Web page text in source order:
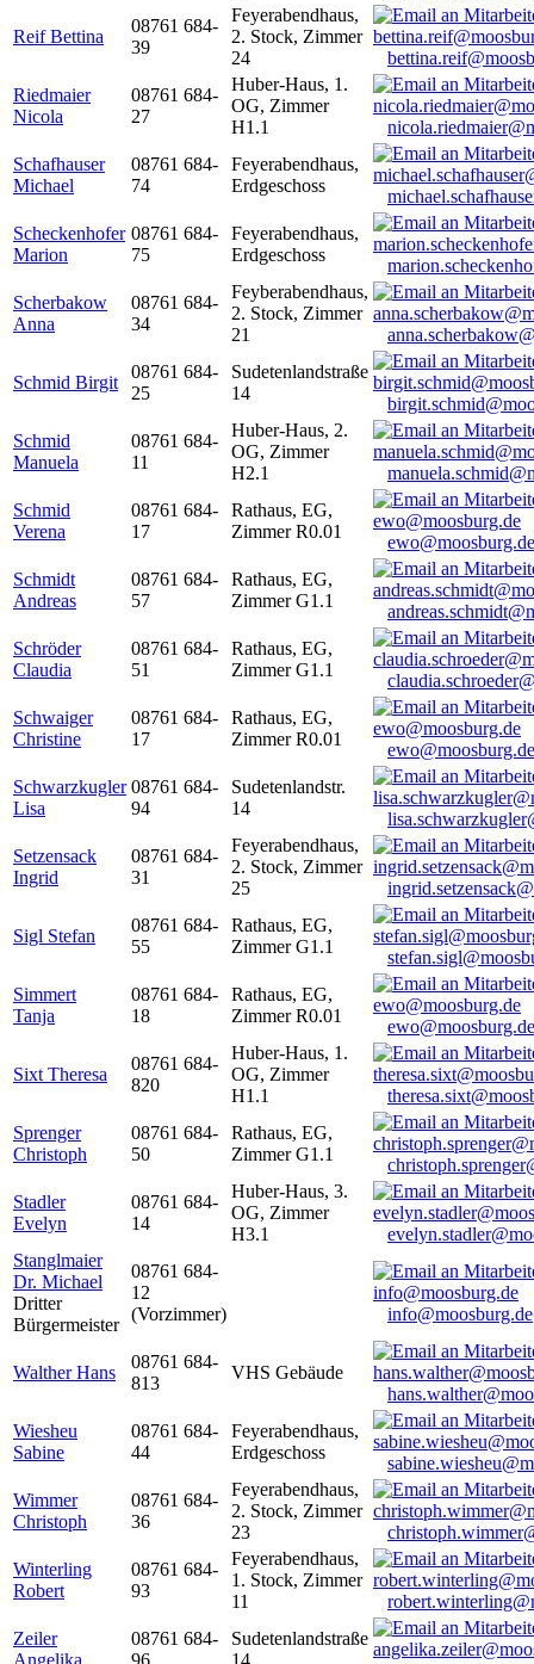
Reif Bettina
08761 684-
39
Feyerabendhaus,
2. Stock, Zimmer
24
Riedmaier
Nicola
08761 684-
27
Huber-Haus, 1.
OG, Zimmer
H1.1
Schafhauser
Michael
08761 684-
74
Feyerabendhaus,
Erdgeschoss
Scheckenhofer
Marion
08761 684-
75
Feyerabendhaus,
Erdgeschoss
Scherbakow
Anna
08761 684-
34
Feyberabendhaus,
2. Stock, Zimmer
21
Schmid Birgit
08761 684-
25
Sudetenlandstraße
14
Schmid
Manuela
08761 684-
11
Huber-Haus, 2.
OG, Zimmer
H2.1
Schmid
Verena
08761 684-
17
Rathaus, EG,
Zimmer R0.01
ewo@moosburg.de
Schmidt
Andreas
08761 684-
57
Rathaus, EG,
Zimmer G1.1
Schröder
Claudia
08761 684-
51
Rathaus, EG,
Zimmer G1.1
Schwaiger
Christine
08761 684-
17
Rathaus, EG,
Zimmer R0.01
ewo@moosburg.de
Schwarzkugler
Lisa
08761 684-
94
Sudetenlandstr.
14
Setzensack
Ingrid
08761 684-
31
Feyerabendhaus,
2. Stock, Zimmer
25
Sigl Stefan
08761 684-
55
Rathaus, EG,
Zimmer G1.1
Simmert
Tanja
08761 684-
18
Rathaus, EG,
Zimmer R0.01
ewo@moosburg.de
Sixt Theresa
08761 684-
820
Huber-Haus, 1.
OG, Zimmer
H1.1
Sprenger
Christoph
08761 684-
50
Rathaus, EG,
Zimmer G1.1
Stadler
Evelyn
08761 684-
14
Huber-Haus, 3.
OG, Zimmer
H3.1
Stanglmaier
Dr. Michael
Dritter
Bürgermeister
08761 684-
12
(Vorzimmer)
info@moosburg.de
Walther Hans
08761 684-
813
VHS Gebäude
Wiesheu
Sabine
08761 684-
44
Feyerabendhaus,
Erdgeschoss
Wimmer
Christoph
08761 684-
36
Feyerabendhaus,
2. Stock, Zimmer
23
Winterling
Robert
08761 684-
93
Feyerabendhaus,
1. Stock, Zimmer
11
Zeiler
Angelika
08761 684-
96
Sudetenlandstraße
14